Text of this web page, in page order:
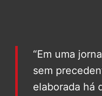
“Em uma
sem
elaborada há